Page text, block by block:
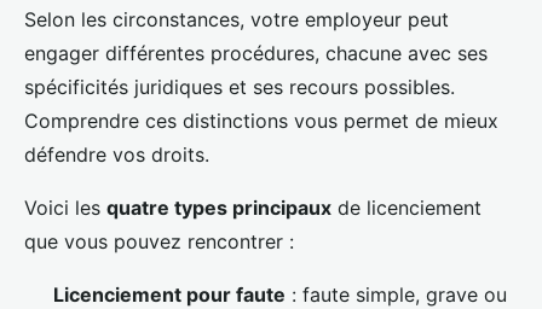
Selon les circonstances, votre employeur peut
engager différentes procédures, chacune avec ses
spécificités juridiques et ses recours possibles.
Comprendre ces distinctions vous permet de mieux
défendre vos droits.
Voici les quatre types principaux de licenciement
que vous pouvez rencontrer :
Licenciement pour faute : faute simple, grave ou